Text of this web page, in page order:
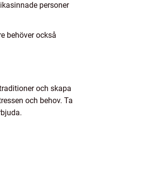
personer
behöver också
och skapa
och behov. Ta